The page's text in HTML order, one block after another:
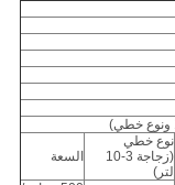
نوع خطي
(زجاجة 3-10
لتر)
السعة